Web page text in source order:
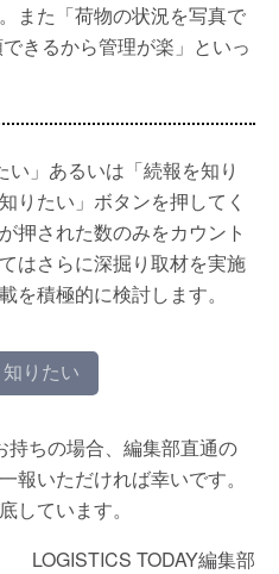
また「荷物の状況を写真で
きるから管理が楽」といっ
」あるいは「続報を知り
りたい」ボタンを押してく
押された数のみをカウント
はさらに深掘り取材を実施
を積極的に検討します。
知りたい
ちの場合、編集部直通の
報いただければ幸いです。
しています。
LOGISTICS TODAY編集部